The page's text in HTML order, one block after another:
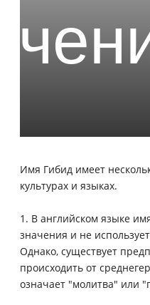
Имя Гибид имеет
культурах и языках.
1. В английском языке
значения и не
Однако, существует
происходить от
означает "молитва" или